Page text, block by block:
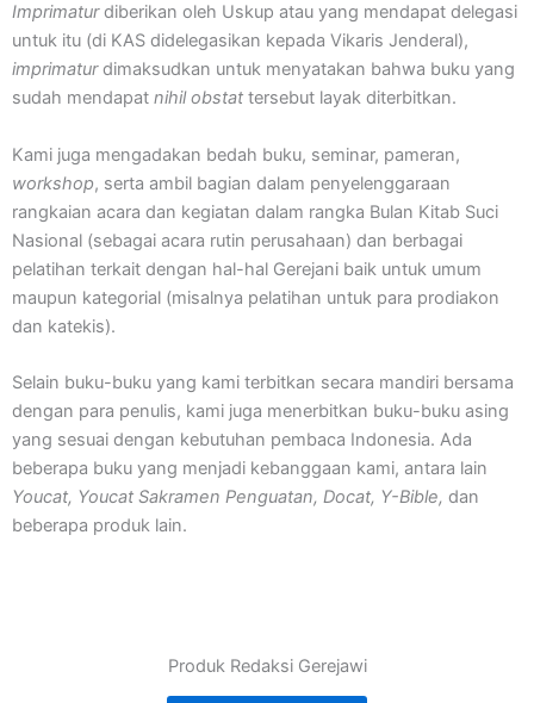
Imprimaturdiberikan oleh Uskup atau yang mendapat delegasi
untuk itu (di KAS didelegasikan kepada Vikaris Jenderal),
imprimaturdimaksudkan untuk menyatakan bahwa buku yang
sudah mendapat nihil obstat tersebut layak diterbitkan.
Kami juga mengadakan bedah buku, seminar, pameran,
workshop, serta ambil bagian dalam penyelenggaraan
rangkaian acara dan kegiatan dalam rangka Bulan Kitab Suci
Nasional (sebagai acara rutin perusahaan) dan berbagai
pelatihan terkait dengan hal-hal Gerejani baik untuk umum
maupun kategorial (misalnya pelatihan untuk para prodiakon
dan katekis).
Selain buku-buku yang kami terbitkan secara mandiri bersama
dengan para penulis, kami juga menerbitkan buku-buku asing
yang sesuai dengan kebutuhan pembaca Indonesia. Ada
beberapa buku yang menjadi kebanggaan kami, antara lain
Youcat, Youcat Sakramen Penguatan, Docat, Y-Bible, dan
beberapa produk lain.
Produk Redaksi Gerejawi